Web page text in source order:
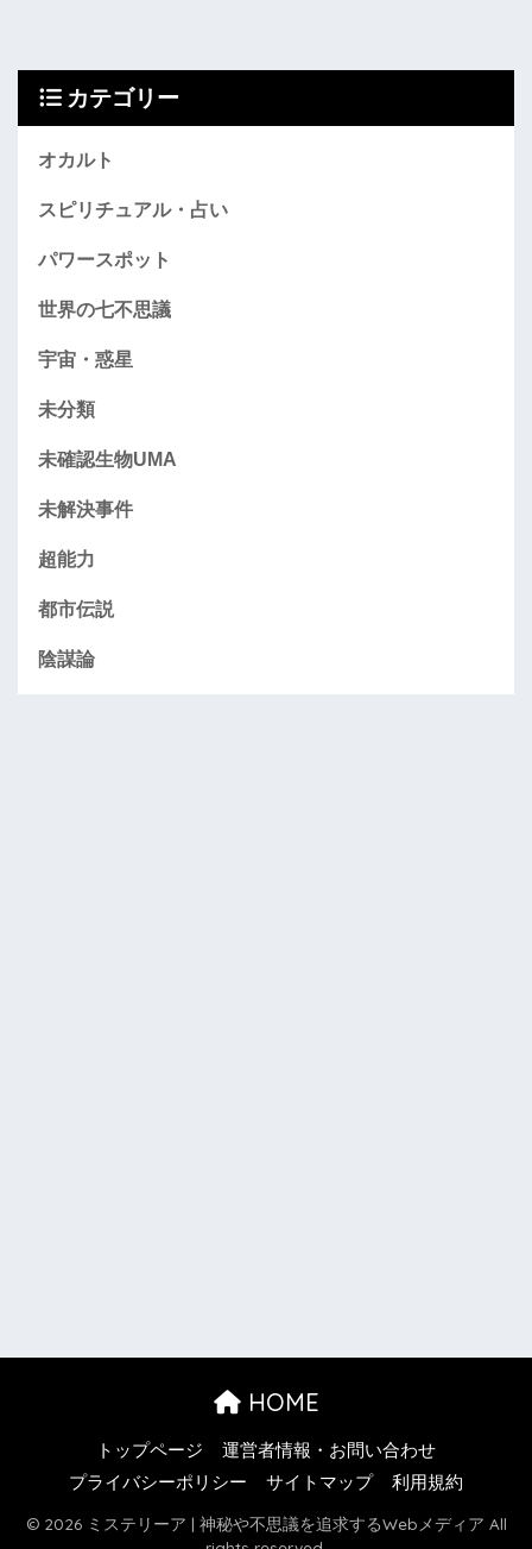
カテゴリー
オカルト
スピリチュアル・占い
パワースポット
世界の七不思議
宇宙・惑星
未分類
未確認生物UMA
未解決事件
超能力
都市伝説
陰謀論
HOME
トップページ
運営者情報・お問い合わせ
プライバシーポリシー
サイトマップ 利用規約
© 2026 ミステリーア | 神秘や不思議を追求するWebメディア All